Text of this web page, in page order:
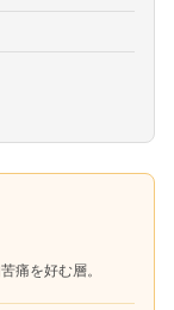
痛を好む層。